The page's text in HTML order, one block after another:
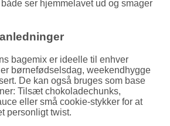
ser hjemmelavet ud og smager
bagemix er ideelle til enhver
børnefødselsdag, weekendhygge
De kan også bruges som base
Tilsæt chokoladechunks,
eller små cookie-stykker for at
personligt twist.